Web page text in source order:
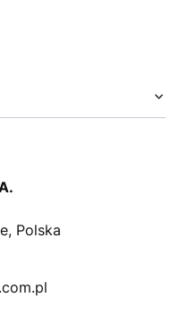
Polska